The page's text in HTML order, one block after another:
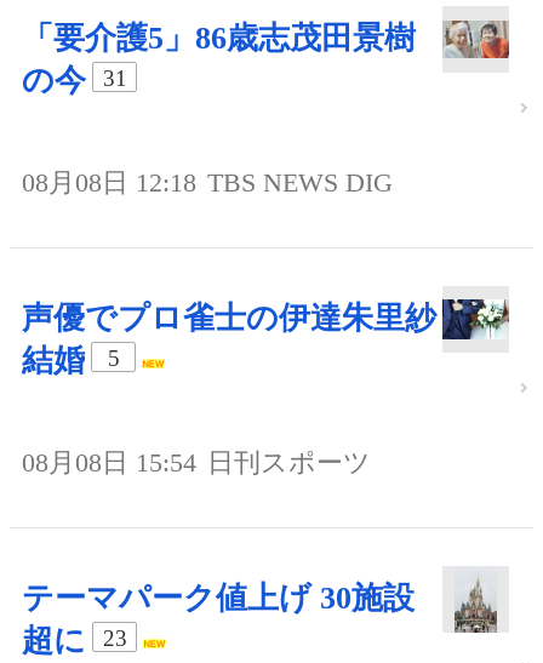
「要介護5」86歳志茂田景樹
の今
31
08月08日 12:18 TBS NEWS DIG
声優でプロ雀士の伊達朱里紗
結婚
5
08月08日 15:54 日刊スポーツ
テーマパーク値上げ 30施設
超に
23